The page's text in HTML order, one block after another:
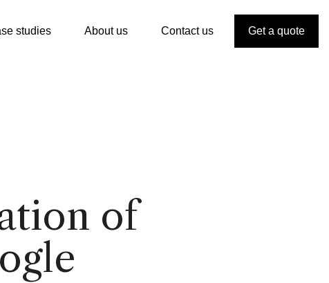
studies About us Contact us Get a quote
of